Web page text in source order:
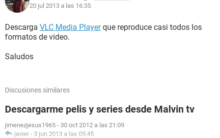
20 jul 2013 a las 16:35
Descarga VLC Media Playerque reproduce casi todos los
formatos de video.
Saludos
Discusiones similares
Descargarme pelis y series desde Malvin tv
jimenezjesus1965 - 30 oct 2012 a las 21:09
javier - 3 jun 2013 a las 05:45